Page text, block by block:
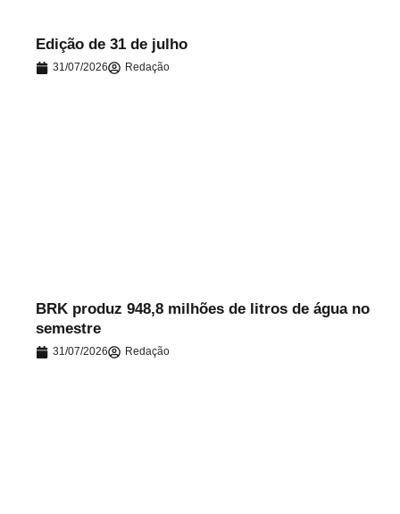
Edição de 31 de julho
31/07/2026 Redação
BRK produz 948,8 milhões de litros de água no
semestre
31/07/2026 Redação